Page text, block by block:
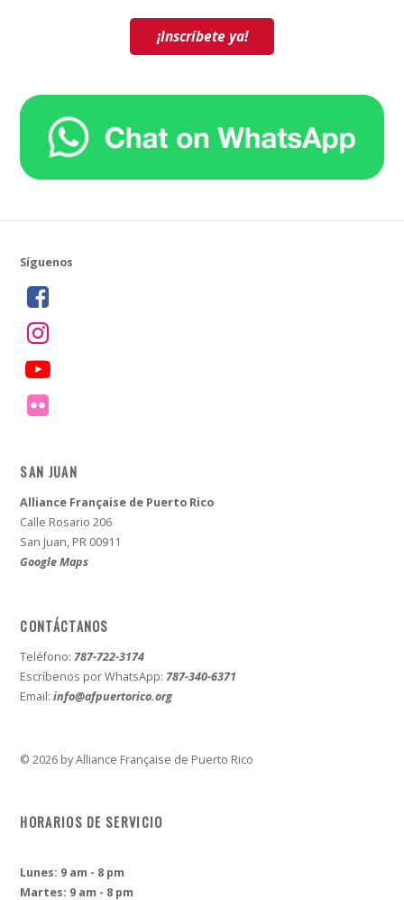
¡Inscríbete ya!
Síguenos
SAN JUAN
Alliance Française de Puerto Rico
Calle Rosario 206
San Juan, PR 00911
Google Maps
CONTÁCTANOS
Teléfono:787-722-3174
Escríbenos por WhatsApp:787-340-6371
Email:info@afpuertorico.org
© 2026 by Alliance Française de Puerto Rico
HORARIOS DE SERVICIO
Lunes: 9 am - 8 pm
Martes: 9 am - 8 pm